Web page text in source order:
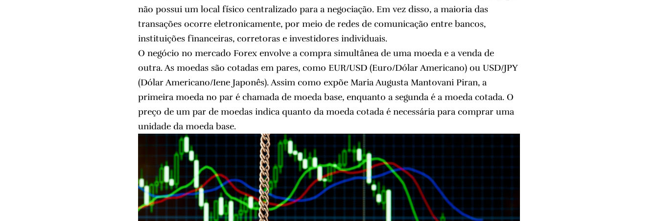
não possui um local físico centralizado para a negociação. Em vez disso, a maioria das
transações ocorre eletronicamente, por meio de redes de comunicação entre bancos,
instituições financeiras, corretoras e investidores individuais.
O negócio no mercado Forex envolve a compra simultânea de uma moeda e a venda de
outra. As moedas são cotadas em pares, como EUR/USD (Euro/Dólar Americano) ou USD/JPY
(Dólar Americano/Iene Japonês). Assim como expõe Maria Augusta Mantovani Piran, a
primeira moeda no par é chamada de moeda base, enquanto a segunda é a moeda cotada. O
preço de um par de moedas indica quanto da moeda cotada é necessária para comprar uma
unidade da moeda base.